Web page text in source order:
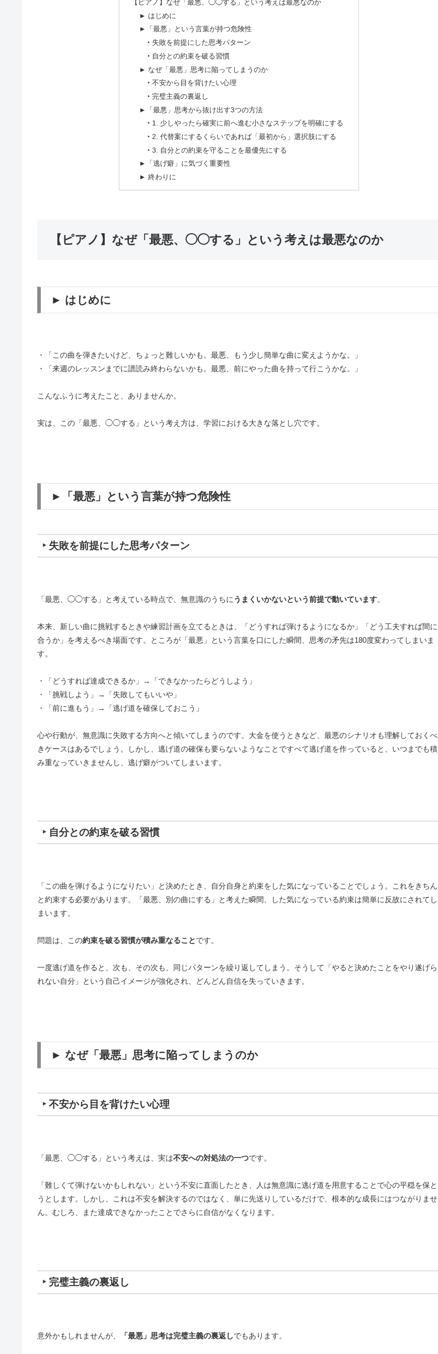
【ピアノ】なぜ「最悪、◯◯する」という考えは最悪なのか
► はじめに
►「最悪」という言葉が持つ危険性
‣ 失敗を前提にした思考パターン
‣ 自分との約束を破る習慣
► なぜ「最悪」思考に陥ってしまうのか
‣ 不安から目を背けたい心理
‣ 完璧主義の裏返し
►「最悪」思考から抜け出す3つの方法
‣ 1. 少しやったら確実に前へ進む小さなステップを明確にする
‣ 2. 代替案にするくらいであれば「最初から」選択肢にする
‣ 3. 自分との約束を守ることを最優先にする
►「逃げ癖」に気づく重要性
► 終わりに
【ピアノ】なぜ「最悪、◯◯する」という考えは最悪なのか
► はじめに
・「この曲を弾きたいけど、ちょっと難しいかも。最悪、もう少し簡単な曲に変えようかな。」
・「来週のレッスンまでに譜読み終わらないかも。最悪、前にやった曲を持って行こうかな。」
こんなふうに考えたこと、ありませんか。
実は、この「最悪、◯◯する」という考え方は、学習における大きな落とし穴です。
►「最悪」という言葉が持つ危険性
‣ 失敗を前提にした思考パターン
「最悪、◯◯する」と考えている時点で、無意識のうちにうまくいかないという前提で動いています。
本来、新しい曲に挑戦するときや練習計画を立てるときは、「どうすれば弾けるようになるか」「どう工夫すれば間に
合うか」を考えるべき場面です。ところが「最悪」という言葉を口にした瞬間、思考の矛先は180度変わってしまいま
す。
・「どうすれば達成できるか」→「できなかったらどうしよう」
・「挑戦しよう」→「失敗してもいいや」
・「前に進もう」→「逃げ道を確保しておこう」
心や行動が、無意識に失敗する方向へと傾いてしまうのです。大金を使うときなど、最悪のシナリオも理解しておくべ
きケースはあるでしょう。しかし、逃げ道の確保も要らないようなことですべて逃げ道を作っていると、いつまでも積
み重なっていきませんし、逃げ癖がついてしまいます。
‣ 自分との約束を破る習慣
「この曲を弾けるようになりたい」と決めたとき、自分自身と約束をした気になっていることでしょう。これをきちん
と約束する必要があります。「最悪、別の曲にする」と考えた瞬間、した気になっている約束は簡単に反故にされてし
まいます。
問題は、この約束を破る習慣が積み重なることです。
一度逃げ道を作ると、次も、その次も、同じパターンを繰り返してしまう。そうして「やると決めたことをやり遂げら
れない自分」という自己イメージが強化され、どんどん自信を失っていきます。
► なぜ「最悪」思考に陥ってしまうのか
‣ 不安から目を背けたい心理
「最悪、◯◯する」という考えは、実は不安への対処法の一つです。
「難しくて弾けないかもしれない」という不安に直面したとき、人は無意識に逃げ道を用意することで心の平穏を保と
うとします。しかし、これは不安を解決するのではなく、単に先送りしているだけで、根本的な成長にはつながりませ
ん。むしろ、また達成できなかったことでさらに自信がなくなります。
‣ 完璧主義の裏返し
意外かもしれませんが、 「最悪」思考は完璧主義の裏返しでもあります。